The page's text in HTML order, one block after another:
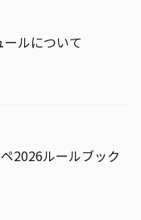
ルについて
2026ルールブック